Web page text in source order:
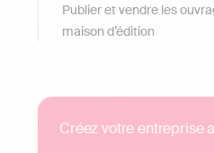
Publier et vendre les
maison d’édition
Créez votre entreprise